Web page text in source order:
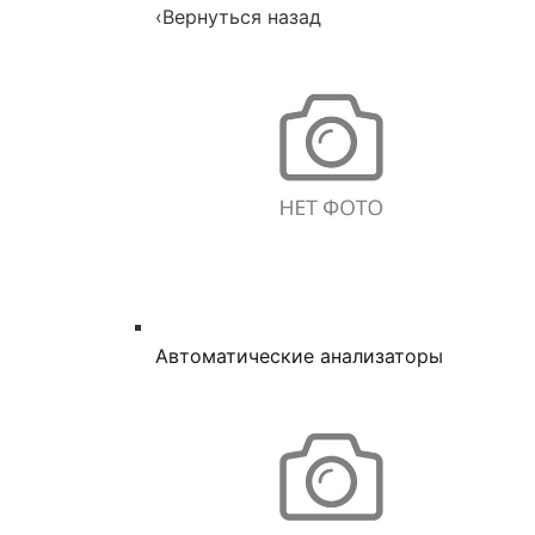
‹Вернуться назад
Автоматические анализаторы